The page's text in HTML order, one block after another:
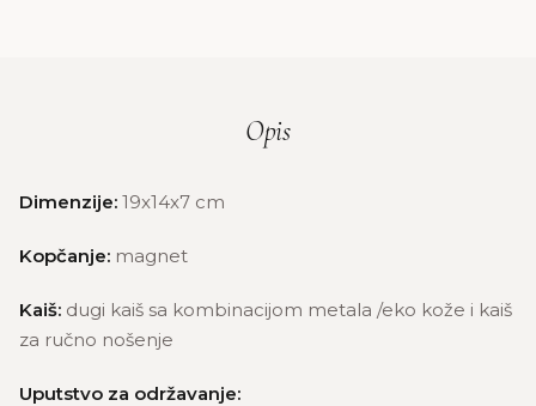
Opis
Dimenzije: 19x14x7 cm
Kopčanje: magnet
Kaiš: dugi kaiš sa kombinacijom metala /eko kože i kaiš
za ručno nošenje
Uputstvo za održavanje: